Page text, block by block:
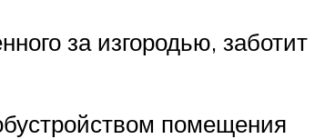
за изгородью, заботит
помещения